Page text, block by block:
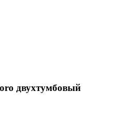
двухтумбовый